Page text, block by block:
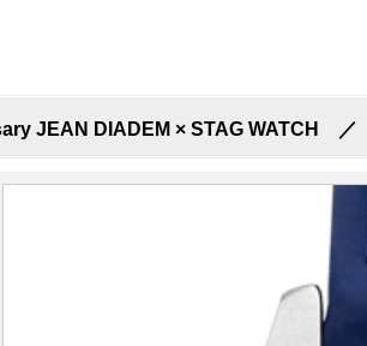
JEAN DIADEM × STAG WATCH